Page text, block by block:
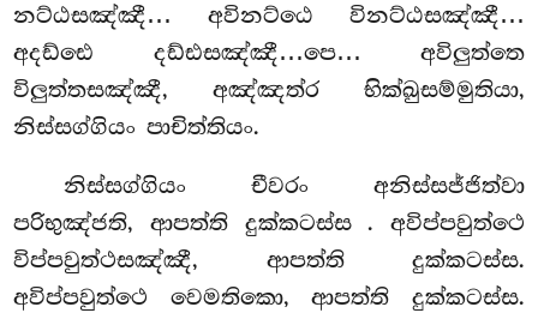
නට්ඨසඤ්ඤී… අවිනට්ඨෙ විනට්ඨසඤ්ඤී…
අදඩ්ඪෙ දඩ්ඪසඤ්ඤී…පෙ… අවිලුත්තෙ
විලුත්තසඤ්ඤී, අඤ්ඤත්ර භික්ඛුසම්මුතියා,
නිස්සග්ගියං පාචිත්තියං.
නිස්සග්ගියං චීවරං අනිස්සජ්ජිත්වා
පරිභුඤ්ජති, ආපත්ති දුක්කටස්ස. අවිප්පවුත්ථෙ
විප්පවුත්ථසඤ්ඤී, ආපත්ති දුක්කටස්ස.
අවිප්පවුත්ථෙ වෙමතිකො, ආපත්ති දුක්කටස්ස.